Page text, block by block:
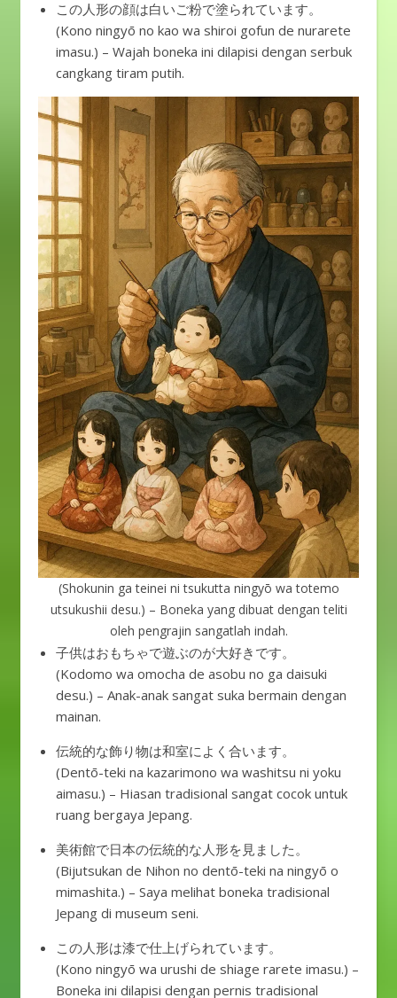
この人形の顔は白いご粉で塗られています。
(Kono ningyō no kao wa shiroi gofun de nurarete
imasu.) – Wajah boneka ini dilapisi dengan serbuk
cangkang tiram putih.
(Shokunin ga teinei ni tsukutta ningyō wa totemo
utsukushii desu.) – Boneka yang dibuat dengan teliti
oleh pengrajin sangatlah indah.
子供はおもちゃで遊ぶのが大好きです。
(Kodomo wa omocha de asobu no ga daisuki
desu.) – Anak-anak sangat suka bermain dengan
mainan.
伝統的な飾り物は和室によく合います。
(Dentō-teki na kazarimono wa washitsu ni yoku
aimasu.) – Hiasan tradisional sangat cocok untuk
ruang bergaya Jepang.
美術館で日本の伝統的な人形を見ました。
(Bijutsukan de Nihon no dentō-teki na ningyō o
mimashita.) – Saya melihat boneka tradisional
Jepang di museum seni.
この人形は漆で仕上げられています。
(Kono ningyō wa urushi de shiage rarete imasu.) –
Boneka ini dilapisi dengan pernis tradisional